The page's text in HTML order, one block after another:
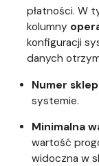
płatności. W
kolumny
konfiguracji
danych
Numer
systemie.
Minimalna
wartość
widoczna w